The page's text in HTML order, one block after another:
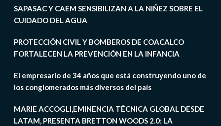
SAPASAC Y CAEM SENSIBILIZAN A LA NIÑEZ SOBRE EL
CUIDADO DEL AGUA
PROTECCIÓN CIVIL Y BOMBEROS DE COACALCO
FORTALECEN LA PREVENCIÓN EN LA INFANCIA
El empresario de 34 años que está construyendo uno de
los conglomerados más diversos del país
MARIE ACCOGLI,EMINENCIA TÉCNICA GLOBAL DESDE
LATAM, PRESENTA BRETTON WOODS 2.0: LA